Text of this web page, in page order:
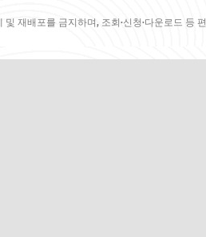
재배포를 금지하며, 조회·신청·다운로드 등 편